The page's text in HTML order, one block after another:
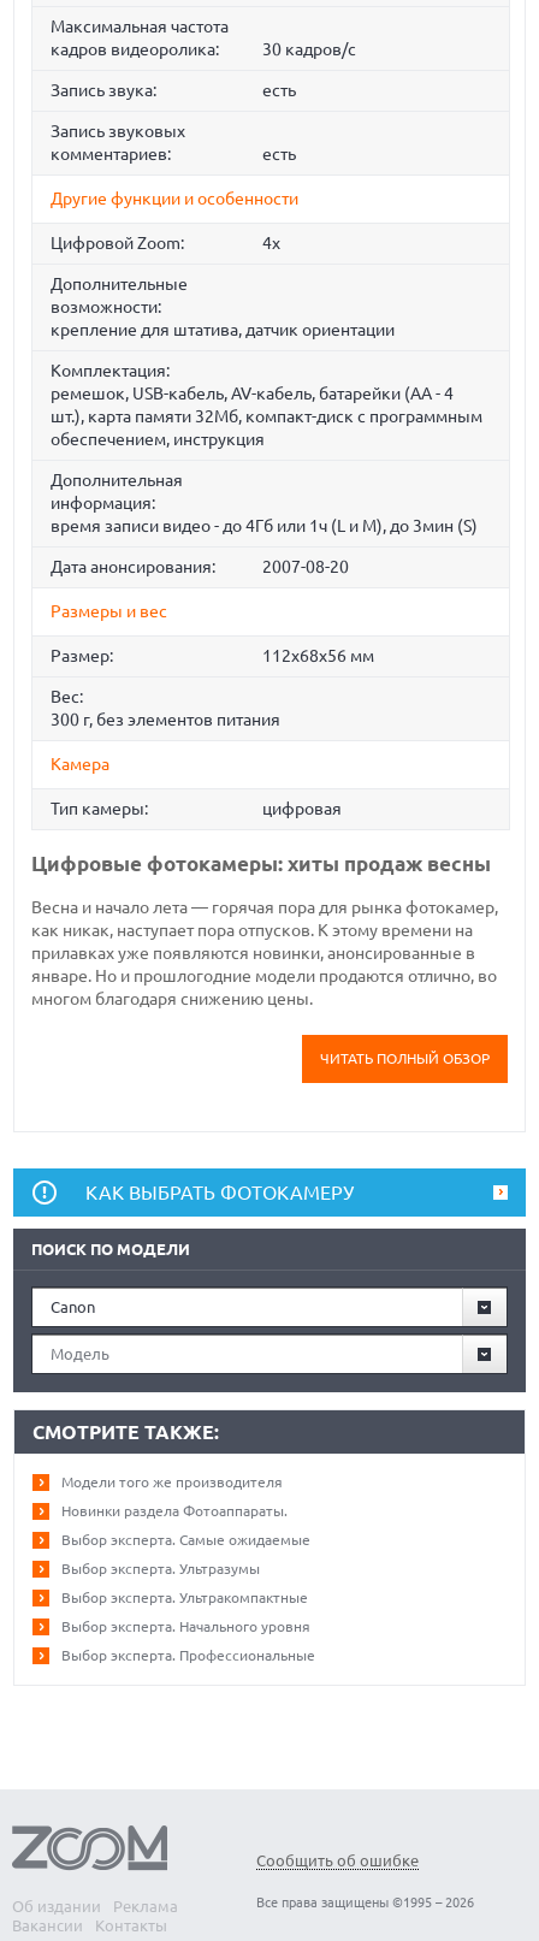
Максимальная частота
кадров видеоролика:
30 кадров/с
Запись звука: есть
Запись звуковых
комментариев:
есть
Другие функции и особенности
Цифровой Zoom: 4x
Дополнительные
возможности:
крепление для штатива, датчик ориентации
Комплектация:
ремешок, USB-кабель, AV-кабель, батарейки (АА - 4
шт.), карта памяти 32Мб, компакт-диск с программным
обеспечением, инструкция
Дополнительная
информация:
время записи видео - до 4Гб или 1ч (L и M), до 3мин (S)
Дата анонсирования: 2007-08-20
Размеры и вес
Размер: 112x68x56 мм
Вес:
300 г, без элементов питания
Камера
Тип камеры: цифровая
Цифровые фотокамеры: хиты продаж весны
Весна и начало лета — горячая пора для рынка фотокамер,
как никак, наступает пора отпусков. К этому времени на
прилавках уже появляются новинки, анонсированные в
январе. Но и прошлогодние модели продаются отлично, во
многом благодаря снижению цены.
ЧИТАТЬ ПОЛНЫЙ ОБЗОР
КАК ВЫБРАТЬ ФОТОКАМЕРУ
ПОИСК ПО МОДЕЛИ
Canon
Модель
СМОТРИТЕ ТАКЖЕ:
Модели того же производителя
Новинки раздела Фотоаппараты.
Выбор эксперта. Самые ожидаемые
Выбор эксперта. Ультразумы
Выбор эксперта. Ультракомпактные
Выбор эксперта. Начального уровня
Выбор эксперта. Профессиональные
Об издании
Реклама
Вакансии
Контакты
Сообщить об ошибке
Все права защищены ©1995 – 2026